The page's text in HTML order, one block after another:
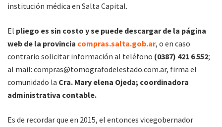
institución médica en Salta Capital.
El pliego es sin costo y se puede descargar de la página
web de la provincia compras.salta.gob.ar, o en caso
contrario solicitar información al teléfono (0387) 421 6 552;
al mail: compras@tomografodelestado.com.ar, firma el
comunidado la Cra. Mary elena Ojeda; coordinadora
administrativa contable.
Es de recordar que en 2015, el entonces vicegobernador